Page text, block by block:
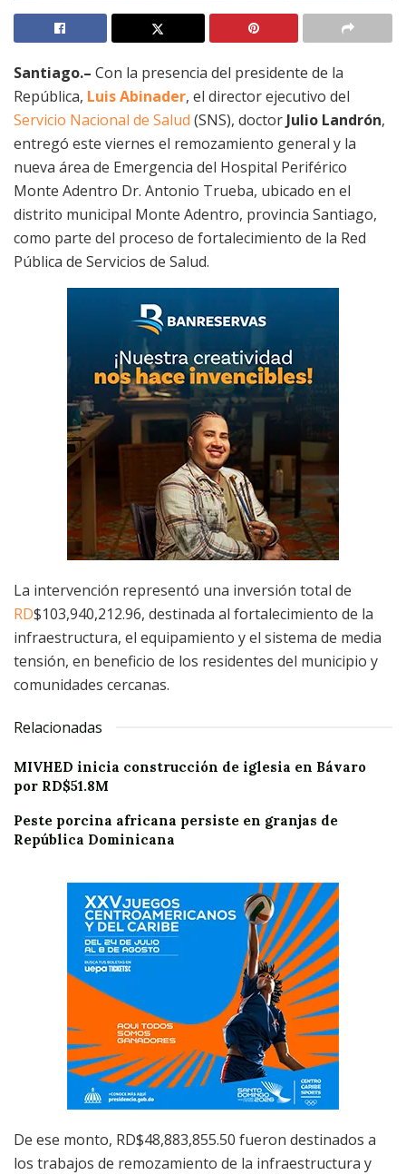
Santiago.– Con la presencia del presidente de la
República, Luis Abinader, el director ejecutivo del
Servicio Nacional de Salud (SNS), doctorJulio Landrón,
entregó este viernes el remozamiento general y la
nueva área de Emergencia del Hospital Periférico
Monte Adentro Dr. Antonio Trueba, ubicado en el
distrito municipal Monte Adentro, provincia Santiago,
como parte del proceso de fortalecimiento de la Red
Pública de Servicios de Salud.
La intervención representó una inversión total de
RD$103,940,212.96, destinada al fortalecimiento de la
infraestructura, el equipamiento y el sistema de media
tensión, en beneficio de los residentes del municipio y
comunidades cercanas.
Relacionadas
MIVHED inicia construcción de iglesia en Bávaro
por RD$51.8M
Peste porcina africana persiste en granjas de
República Dominicana
De ese monto, RD$48,883,855.50 fueron destinados a
los trabajos de remozamiento de la infraestructura y